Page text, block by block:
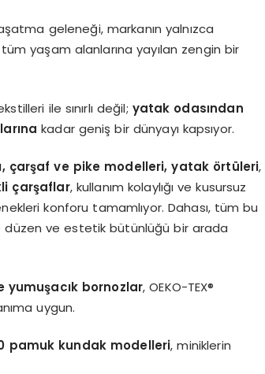
geleneği, markanın yalnızca
yaşam alanlarına yayılan zengin bir
ile sınırlı değil; yatak odasından
kadar geniş bir dünyayı kapsıyor.
çarşaf ve pike modelleri, yatak örtüleri,
çarşaflar, kullanım kolaylığı ve kusursuz
konforu tamamlıyor. Dahası, tüm bu
düzen ve estetik bütünlüğü bir arada
bornozlar, OEKO-TEX®
uygun.
pamuk kundak modelleri, miniklerin